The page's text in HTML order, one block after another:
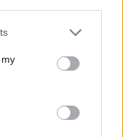
ir į kitus